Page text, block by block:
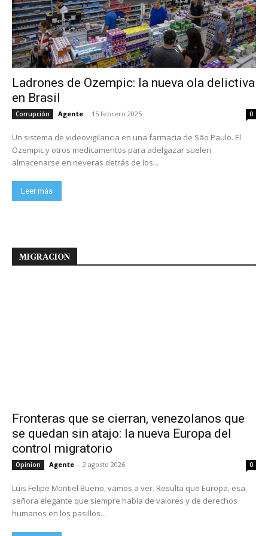
Ladrones de Ozempic: la nueva ola delictiva
en Brasil
Corrupción Agente - 15 febrero 2025 0
Un sistema de videovigilancia en una farmacia de São Paulo. El
Ozempic y otros medicamentos para adelgazar suelen
almacenarse en neveras detrás de los...
Leer más
MIGRACION
Fronteras que se cierran, venezolanos que
se quedan sin atajo: la nueva Europa del
control migratorio
Opinion Agente - 2 agosto 2026 0
Luis Felipe Montiel Bueno, vamos a ver. Resulta que Europa, esa
señora elegante que siempre habla de valores y de derechos
humanos en los pasillos...